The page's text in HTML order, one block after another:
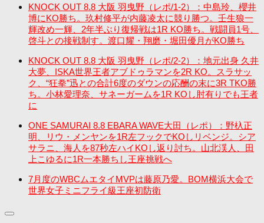
KNOCK OUT 8.8 大阪 羽曳野（レポ/1-2）：中島玲、櫻井
博にKO勝ち。玖村修平が内藤凌太に競り勝つ。壬生狼一
輝改め一輝、2年半ぶり復帰戦は1R KO勝ち。戦闘員1号、
啓斗との接戦制す。渡口耀・翔磨・堀田優月がKO勝ち
KNOCK OUT 8.8 大阪 羽曳野（レポ/2-2）：地元出身 久井
大夢、ISKA世界王者アブドゥラマンを2R KO。スラサッ
ク、“狂拳”迅との合計6度のダウンの応酬の末に3R TKO勝
ち。小林愛理奈、サネーガームを1R KOし肘有りでも王者
に
ONE SAMURAI 8.8 EBARA WAVE大田（レポ）：野杁正
明、リウ・メンヤンを1R左フックでKOしリベンジ。シア
サラニ、海人を87秒左ハイKOし返り討ち。山北渓人、田
上こゆるに1R一本勝ちし王座挑戦へ
7月度のWBCムエタイMVPは藤原乃愛。BOM横浜大会で
世界女子ミニフライ級王座初防衛